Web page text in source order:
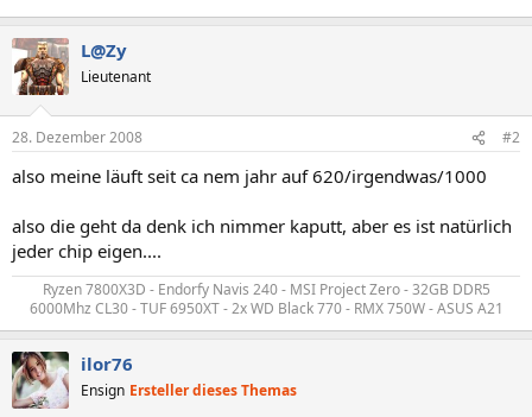
L@Zy
Lieutenant
28. Dezember 2008 #2
also meine läuft seit ca nem jahr auf 620/irgendwas/1000
also die geht da denk ich nimmer kaputt, aber es ist natürlich
jeder chip eigen....
Ryzen 7800X3D - Endorfy Navis 240 - MSI Project Zero - 32GB DDR5
6000Mhz CL30 - TUF 6950XT - 2x WD Black 770 - RMX 750W - ASUS A21​
ilor76
Ensign Ersteller dieses Themas